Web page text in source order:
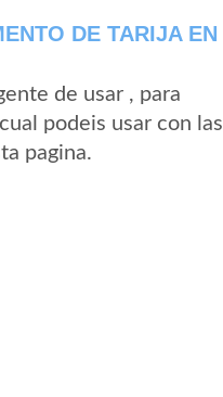
DE TARIJA EN
de usar , para
podeis usar con las
pagina.